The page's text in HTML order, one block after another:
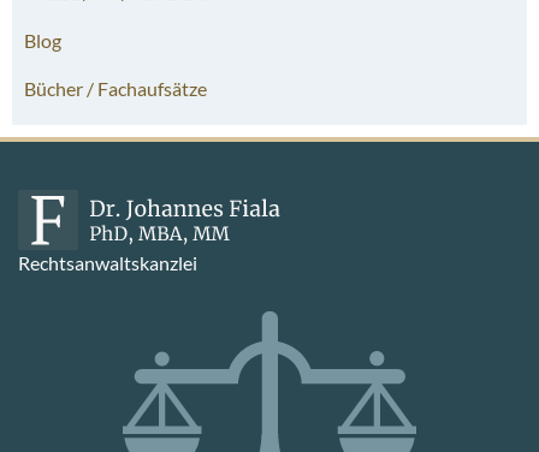
Blog
Bücher / Fachaufsätze
Rechtsanwaltskanzlei